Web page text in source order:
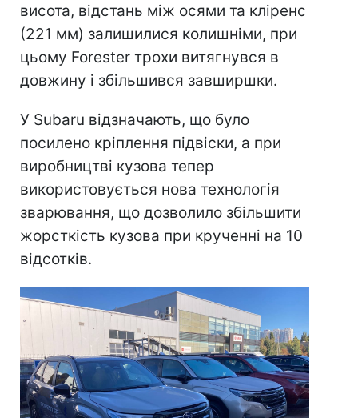
висота, відстань між осями та кліренс
(221 мм) залишилися колишніми, при
цьому Forester трохи витягнувся в
довжину і збільшився завширшки.
У Subaru відзначають, що було
посилено кріплення підвіски, а при
виробництві кузова тепер
використовується нова технологія
зварювання, що дозволило збільшити
жорсткість кузова при крученні на 10
відсотків.